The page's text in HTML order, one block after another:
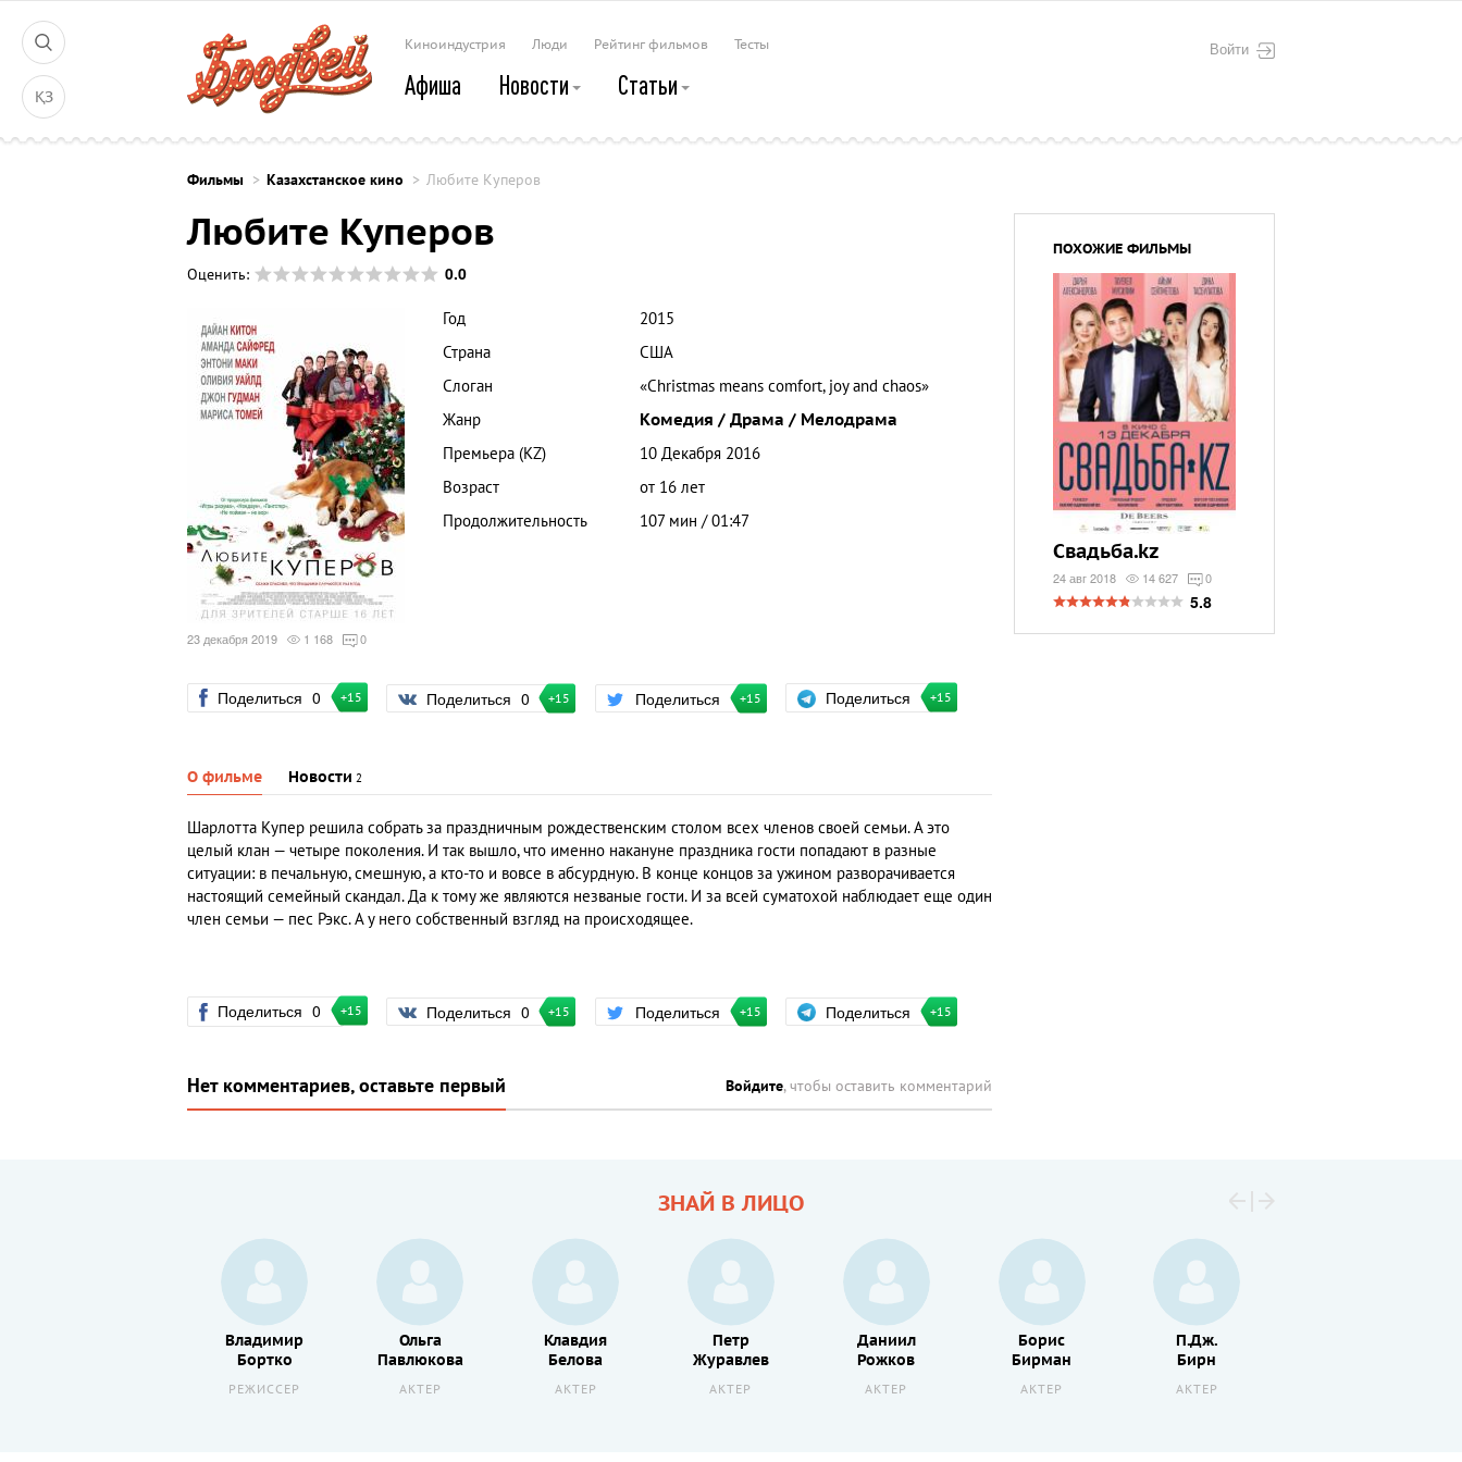
ҚЗ
Войти
Киноиндустрия Люди Рейтинг фильмов Тесты
Афиша Новости Статьи
Фильмы Казахстанское кино Любите Куперов
Любите Куперов
Оценить: 0.0
23 декабря 2019 1 168 0
Год
2015
Страна
США
Слоган
«Christmas means comfort, joy and chaos»
Жанр
Комедия / Драма / Мелодрама
Премьера (KZ)
10 Декабря 2016
Возраст
от 16 лет
Продолжительность
107 мин / 01:47
Поделиться 0 +15 Поделиться 0 +15 Поделиться +15 Поделиться +15
О фильме Новости 2
Шарлотта Купер решила собрать за праздничным рождественским столом всех членов своей семьи. А это
целый клан — четыре поколения. И так вышло, что именно накануне праздника гости попадают в разные
ситуации: в печальную, смешную, а кто-то и вовсе в абсурдную. В конце концов за ужином разворачивается
настоящий семейный скандал. Да к тому же являются незваные гости. И за всей суматохой наблюдает еще один
член семьи — пес Рэкс. А у него собственный взгляд на происходящее.
Поделиться 0 +15 Поделиться 0 +15 Поделиться +15 Поделиться +15
Нет комментариев, оставьте первый Войдите, чтобы оставить комментарий
ПОХОЖИЕ ФИЛЬМЫ
Свадьба.kz
24 авг 2018 14 627 0
5.8
ЗНАЙ В ЛИЦО
Владимир
Бортко
РЕЖИССЕР
Ольга
Павлюкова
АКТЕР
Клавдия
Белова
АКТЕР
Петр
Журавлев
АКТЕР
Даниил
Рожков
АКТЕР
Борис
Бирман
АКТЕР
П.Дж.
Бирн
АКТЕР